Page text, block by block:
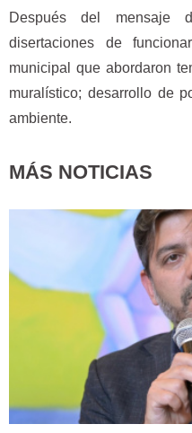
Después del mensaje
disertaciones de
municipal que abordaron
muralístico; desarrollo de
ambiente.
MÁS NOTICIAS